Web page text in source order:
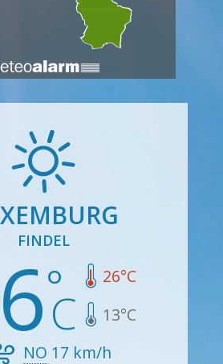
FINDEL
26°C
13°C
NO 17 km/h